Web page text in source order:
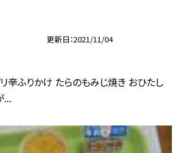
更新日 2021/11/04
リ辛ふりかけ たらのもみじ焼き おひたし
...